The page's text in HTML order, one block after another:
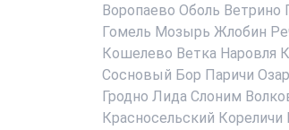
Воропаево Оболь Ветрино
Гомель Мозырь Жлобин
Кошелево Ветка Наровля
Сосновый Бор Паричи
Гродно Лида Слоним
Красносельский Кореличи